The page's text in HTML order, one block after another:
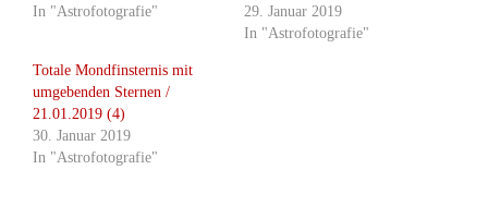
In "Astrofotografie"
29. Januar 2019
In "Astrofotografie"
Totale Mondfinsternis mit
umgebenden Sternen /
21.01.2019 (4)
30. Januar 2019
In "Astrofotografie"